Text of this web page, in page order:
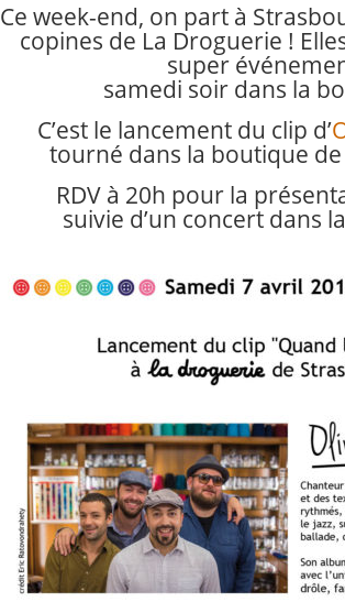
Ce week-end, on part à
copines de La Droguerie !
super
samedi soir dans la
C’est le lancement du clip d’
tourné dans la boutique
RDV à 20h pour la
suivie d’un concert dans